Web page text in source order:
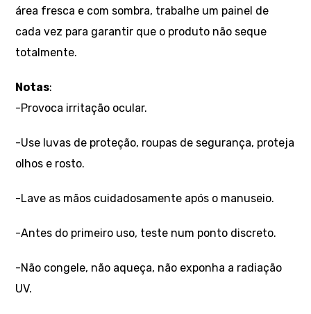
área fresca e com sombra, trabalhe um painel de
cada vez para garantir que o produto não seque
totalmente.
Notas:
-Provoca irritação ocular.
-Use luvas de proteção, roupas de segurança, proteja
olhos e rosto.
-Lave as mãos cuidadosamente após o manuseio.
-Antes do primeiro uso, teste num ponto discreto.
-Não congele, não aqueça, não exponha a radiação
UV.